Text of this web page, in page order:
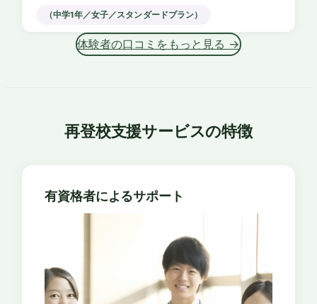
トーコさんは家庭が土台、という一貫した姿勢で支援
されていて、子どもだけではなく親の考え方について
も丁寧に伝えていただけます。
（中学1年／女子／スタンダードプラン）
体験者の口コミをもっと見る →
再登校支援サービスの特徴
有資格者によるサポート